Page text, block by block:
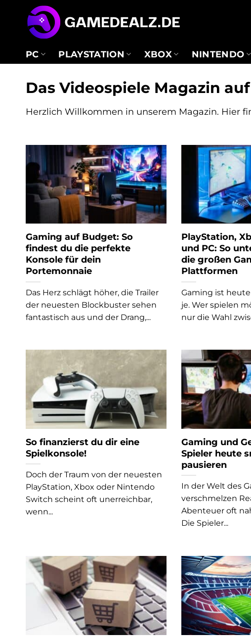
springen
PC PLAYSTATION XBOX NINTENDO
Das Videospiele Magazin
Herzlich Willkommen in unserem Magazin. Hier
Gaming auf Budget: So
findest du die perfekte
Konsole für dein
Portemonnaie
Das Herz schlägt höher, die Trailer
der neuesten Blockbuster sehen
fantastisch aus und der Drang,...
PlayStation,
und PC: So
die großen
Plattformen
Gaming ist
je. Wer spielen
nur die Wahl
So finanzierst du dir eine
Spielkonsole!
Doch der Traum von der neuesten
PlayStation, Xbox oder Nintendo
Switch scheint oft unerreichbar,
wenn...
Gaming und
Spieler heute
pausieren
In der Welt des
verschmelzen
Abenteuer oft
Die Spieler...